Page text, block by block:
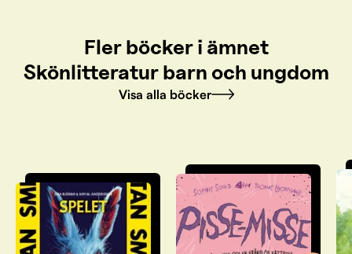
Fler böcker i ämnet
Skönlitteratur barn och ungdom
Visa alla böcker